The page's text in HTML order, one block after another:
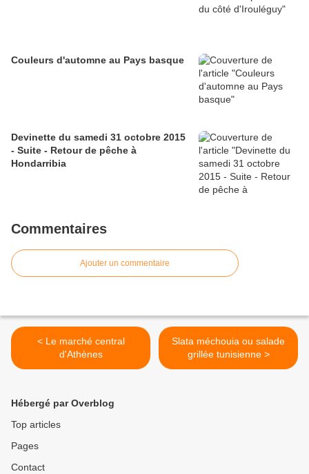
Couleurs d'automne au Pays basque
Devinette du samedi 31 octobre 2015
- Suite - Retour de pêche à
Hondarribia
Commentaires
Ajouter un commentaire
< Le marché central
d'Athènes
Slata méchouia ou salade
grillée tunisienne >
Hébergé par Overblog
Top articles
Pages
Contact